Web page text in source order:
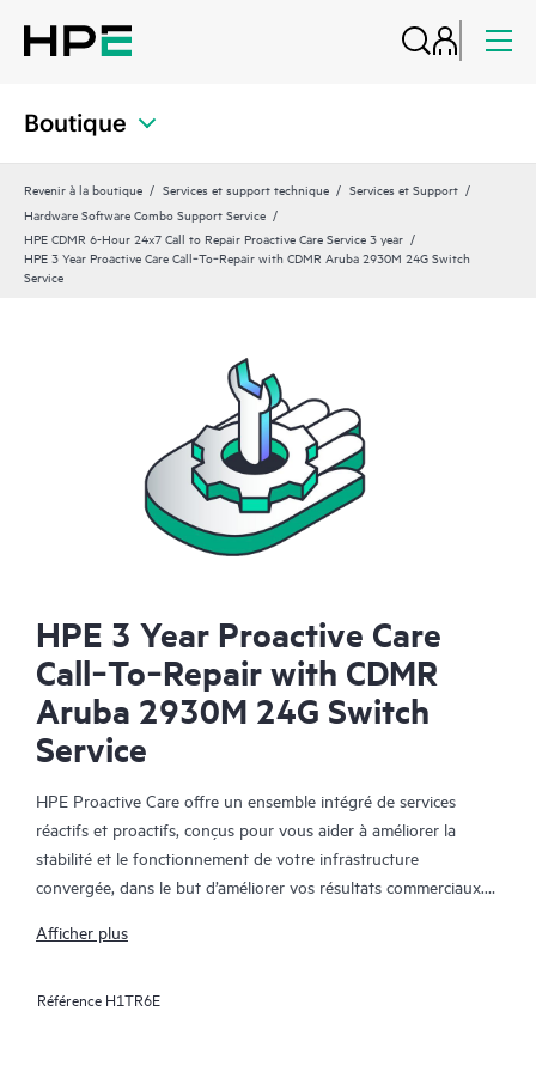
Boutique
Revenir à la boutique Services et support technique
Services et Support
Hardware Software Combo Support Service
HPE CDMR 6-Hour 24x7 Call to Repair Proactive Care Service 3 year
HPE 3 Year Proactive Care Call‑To‑Repair with CDMR Aruba 2930M 24G Switch
Service
HPE 3 Year Proactive Care
Call‑To‑Repair with CDMR
Aruba 2930M 24G Switch
Service
HPE Proactive Care offre un ensemble intégré de services
réactifs et proactifs, conçus pour vous aider à améliorer la
stabilité et le fonctionnement de votre infrastructure
convergée, dans le but d’améliorer vos résultats commerciaux.
nombreux composants ont besoin de fonctionner ensemble
pour prendre en charge les appareils dans ces environnements,
Afficher plus
Référence H1TR6E